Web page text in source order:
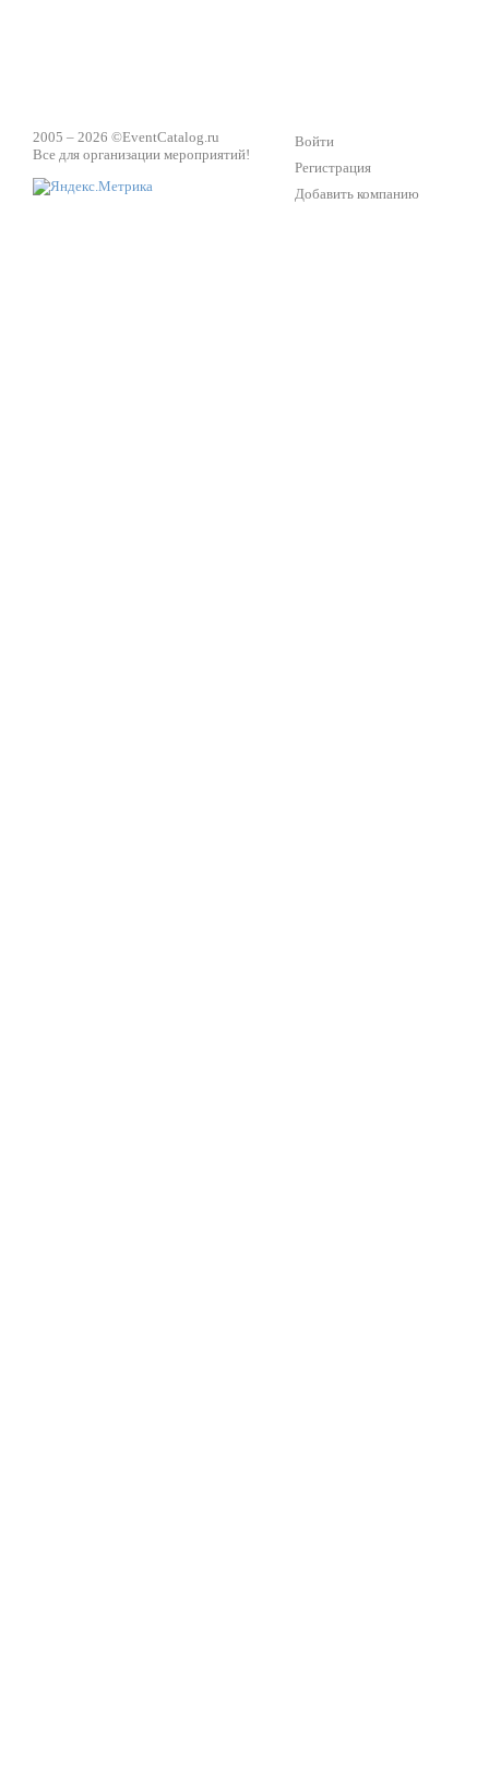
2005 – 2026 ©EventCatalog.ru
Все для организации мероприятий!
Войти
Регистрация
Добавить компанию